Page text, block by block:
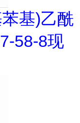
基)乙酰
58-8现